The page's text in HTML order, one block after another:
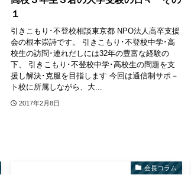
１
引きこもり･不登校相談東京都 NPO法人高卒支援
会の根本崇詩です。 引きこもり･不登校中学･高
校生の訪問･連れだしには32年の豊富な経験の
下、 引きこもり･不登校中学･高校生の問題を支
援し解決･克服を目指します 今回は通信制サポ－
ト校に所属しながら、大...
2017年2月8日
会長コラム